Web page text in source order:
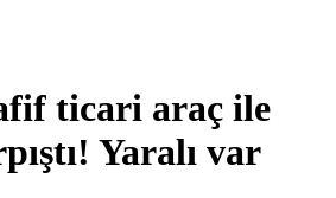
ticari araç ile
Yaralı var